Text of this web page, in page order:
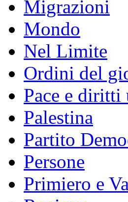
Migrazioni
Mondo
Nel Limite
Ordini del
Pace e diritti
Palestina
Partito
Persone
Primiero e